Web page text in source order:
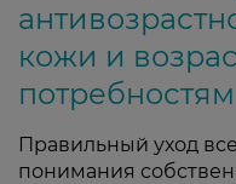
кожи и
потребностям
Правильный уход
понимания